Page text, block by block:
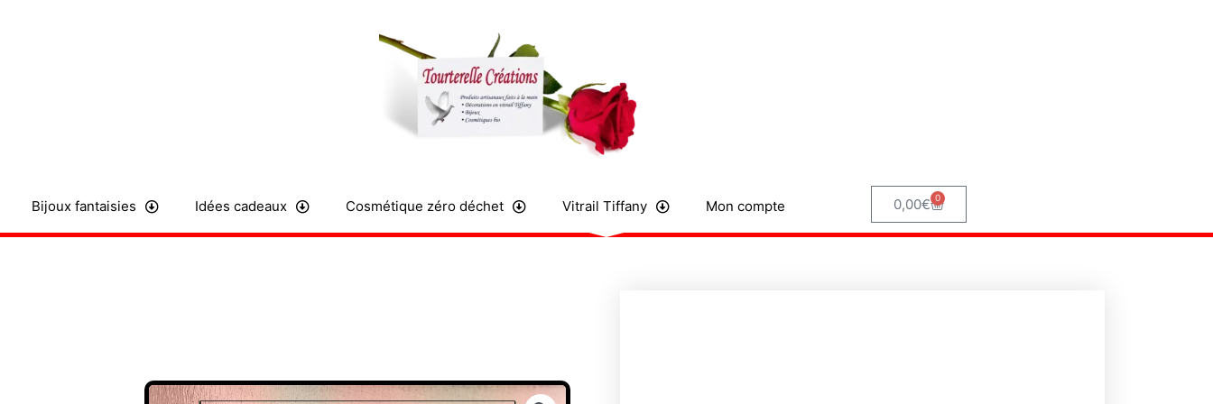
Bijoux fantaisies Idées cadeaux Cosmétique zéro déchet Vitrail Tiffany Mon compte 0,00€ 0
Panier